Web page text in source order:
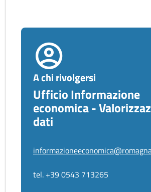
A chi rivolgersi
Ufficio Informazione
economica -
dati
tel. +39 0543 713265